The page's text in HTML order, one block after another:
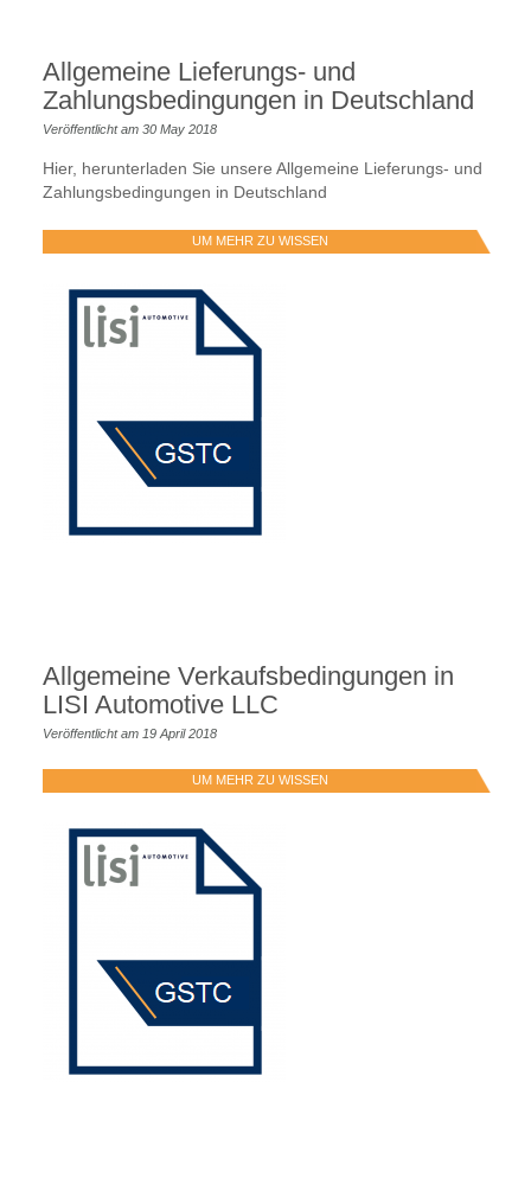
Allgemeine Lieferungs- und
Zahlungsbedingungen in Deutschland
Veröffentlicht am 30 May 2018
Hier, herunterladen Sie unsere Allgemeine Lieferungs- und
Zahlungsbedingungen in Deutschland
UM MEHR ZU WISSEN
Allgemeine Verkaufsbedingungen in
LISI Automotive LLC
Veröffentlicht am 19 April 2018
UM MEHR ZU WISSEN